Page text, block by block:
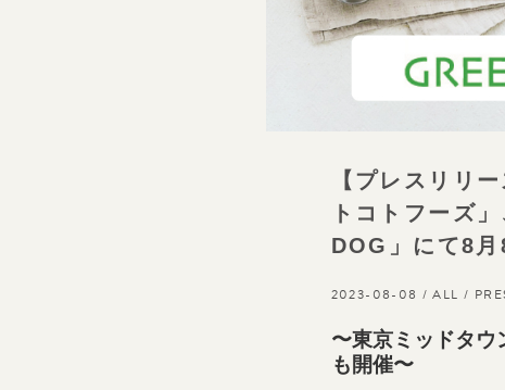
【プレスリリ
トコトフーズ
DOG」にて8
2023-08-08 / ALL /
〜東京ミッドタウ
も開催〜